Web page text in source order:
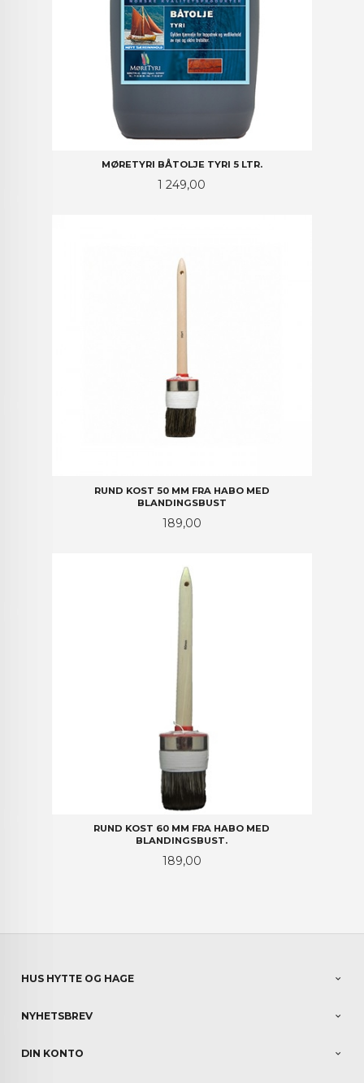
MØRETYRI BÅTOLJE TYRI 5 LTR.
Pris
1 249,00
RUND KOST 50 MM FRA HABO MED
BLANDINGSBUST
Pris
189,00
RUND KOST 60 MM FRA HABO MED
BLANDINGSBUST.
Pris
189,00
HUS HYTTE OG HAGE
NYHETSBREV
DIN KONTO